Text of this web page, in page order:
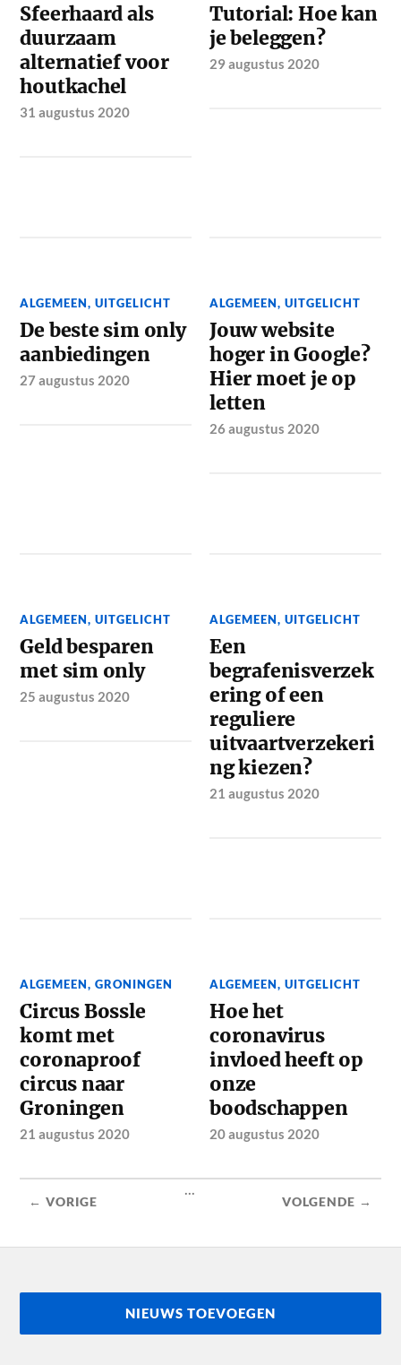
Sfeerhaard als
duurzaam
alternatief voor
houtkachel
31 augustus 2020
Tutorial: Hoe kan
je beleggen?
29 augustus 2020
ALGEMEEN,UITGELICHT
De beste sim only
aanbiedingen
27 augustus 2020
ALGEMEEN,UITGELICHT
Jouw website
hoger in Google?
Hier moet je op
letten
26 augustus 2020
ALGEMEEN,UITGELICHT
Geld besparen
met sim only
25 augustus 2020
ALGEMEEN,UITGELICHT
Een
begrafenisverzek
ering of een
reguliere
uitvaartverzekeri
ng kiezen?
21 augustus 2020
ALGEMEEN,GRONINGEN
Circus Bossle
komt met
coronaproof
circus naar
Groningen
21 augustus 2020
ALGEMEEN,UITGELICHT
Hoe het
coronavirus
invloed heeft op
onze
boodschappen
20 augustus 2020
← VORIGE
...
VOLGENDE →
NIEUWS TOEVOEGEN